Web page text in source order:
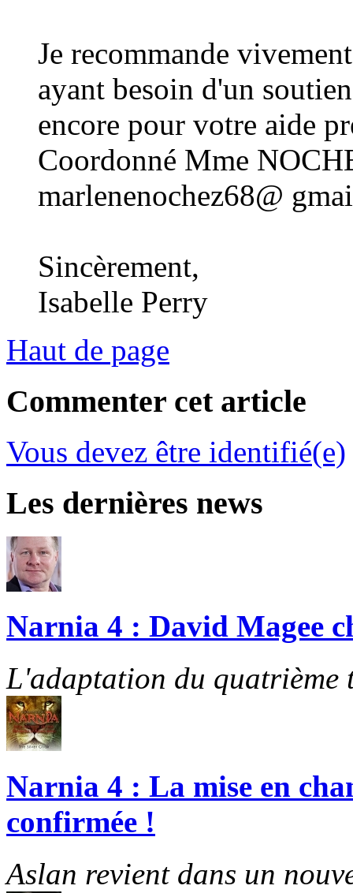
Je recommande
ayant besoin d'un
encore pour votre aide
Coordonné Mme
marlenenochez68@
Sincèrement,
Isabelle Perry
Haut de page
Commenter cet article
Vous devez être identifié(e)
Les dernières news
Narnia 4 : David Magee
L'adaptation du quatrième
Narnia 4 : La mise en
confirmée !
Aslan revient dans un